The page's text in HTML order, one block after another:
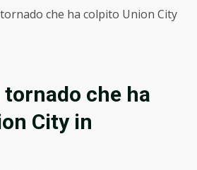
che ha colpito Union City
tornado che ha
City in